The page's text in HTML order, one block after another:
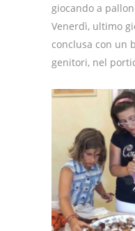
giocando a
Venerdì, ultimo
conclusa con un
genitori, nel